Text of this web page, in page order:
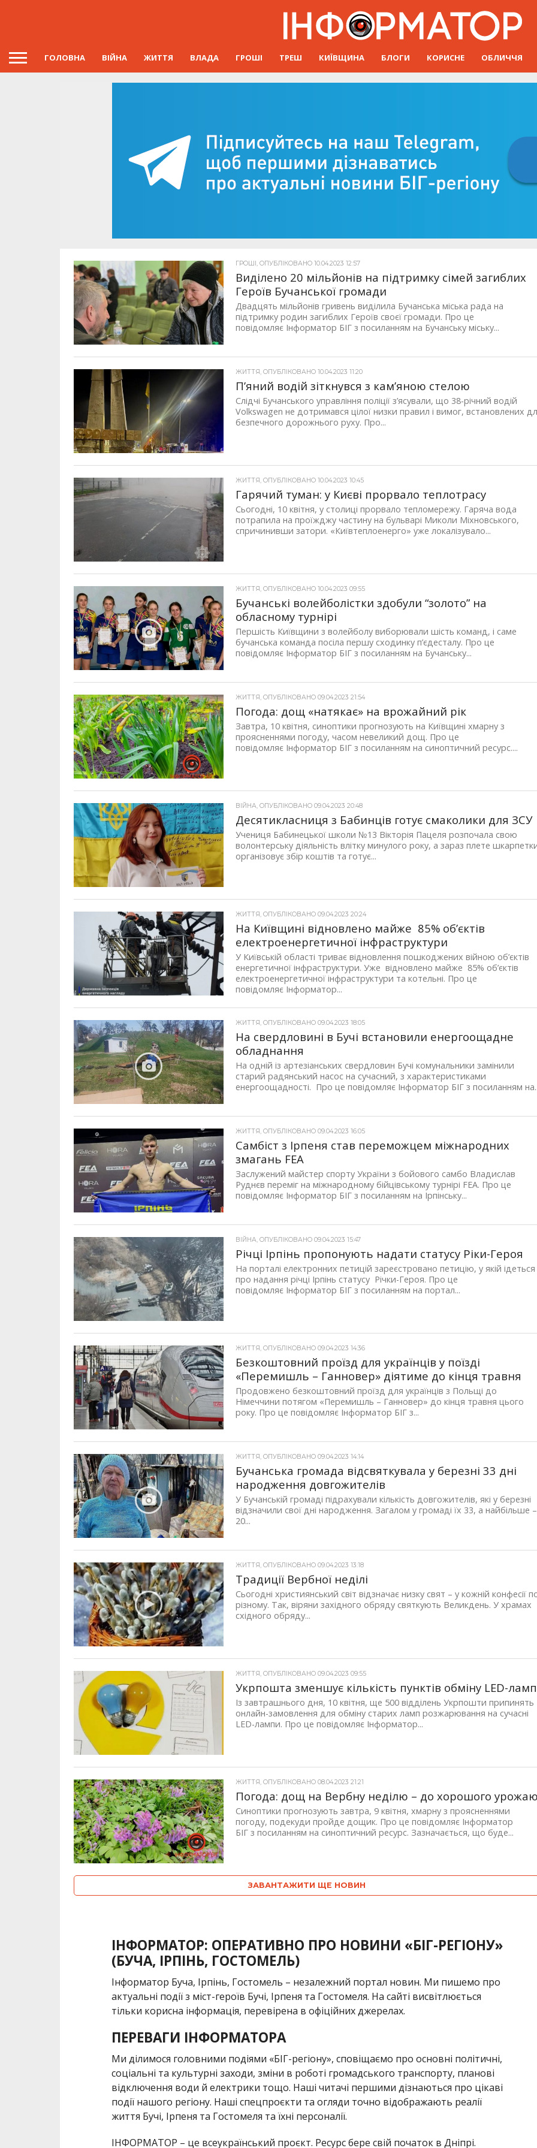
ГОЛОВНА ВІЙНА ЖИТТЯ ВЛАДА ГРОШІ ТРЕШ КИЇВЩИНА БЛОГИ КОРИСНЕ ОБЛИЧЧЯ
ГРОШІ, ОПУБЛІКОВАНО 10.04.2023 12:57
Виділено 20 мільйонів на підтримку сімей загиблих
Героїв Бучанської громади
Двадцять мільйонів гривень виділила Бучанська міська рада на
підтримку родин загиблих Героїв своєї громади. Про це
повідомляє Інформатор БІГ з посиланням на Бучанську міську...
ЖИТТЯ, ОПУБЛІКОВАНО 10.04.2023 11:20
П’яний водій зіткнувся з кам’яною стелою
Слідчі Бучанського управління поліції з’ясували, що 38-річний водій
Volkswagen не дотримався цілої низки правил і вимог, встановлених
безпечного дорожнього руху. Про...
ЖИТТЯ, ОПУБЛІКОВАНО 10.04.2023 10:45
Гарячий туман: у Києві прорвало теплотрасу
Сьогодні, 10 квітня, у столиці прорвало тепломережу. Гаряча вода
потрапила на проїжджу частину на бульварі Миколи Міхновського,
спричинивши затори. «Київтеплоенерго» уже локалізувало...
ЖИТТЯ, ОПУБЛІКОВАНО 10.04.2023 09:55
Бучанські волейболістки здобули “золото” на
обласному турнірі
Першість Київщини з волейболу виборювали шість команд, і саме
бучанська команда посіла першу сходинку п’єдесталу. Про це
повідомляє Інформатор БІГ з посиланням на Бучанську...
ЖИТТЯ, ОПУБЛІКОВАНО 09.04.2023 21:54
Погода: дощ «натякає» на врожайний рік
Завтра, 10 квітня, синоптики прогнозують на Київщині хмарну з
проясненнями погоду, часом невеликий дощ. Про це
повідомляє Інформатор БІГ з посиланням на синоптичний ресурс....
ВІЙНА, ОПУБЛІКОВАНО 09.04.2023 20:48
Десятикласниця з Бабинців готує смаколики для ЗСУ
Учениця Бабинецької школи №13 Вікторія Пацеля розпочала свою
волонтерську діяльність влітку минулого року, а зараз плете
організовує збір коштів та готує...
ЖИТТЯ, ОПУБЛІКОВАНО 09.04.2023 20:24
На Київщині відновлено майже 85% об’єктів
електроенергетичної інфраструктури
У Київській області триває відновлення пошкоджених війною об’єктів
енергетичної інфраструктури. Уже відновлено майже 85% об’єктів
електроенергетичної інфраструктури та котельні. Про це
повідомляє Інформатор...
ЖИТТЯ, ОПУБЛІКОВАНО 09.04.2023 18:05
На свердловині в Бучі встановили енергоощадне
обладнання
На одній із артезіанських свердловин Бучі комунальники замінили
старий радянський насос на сучасний, з характеристиками
енергоощадності. Про це повідомляє Інформатор БІГ з посиланням
ЖИТТЯ, ОПУБЛІКОВАНО 09.04.2023 16:05
Самбіст з Ірпеня став переможцем міжнародних
змагань FEA
Заслужений майстер спорту України з бойового самбо Владислав
Руднєв переміг на міжнародному бійцівському турнірі FEA. Про це
повідомляє Інформатор БІГ з посиланням на Ірпінську...
ВІЙНА, ОПУБЛІКОВАНО 09.04.2023 15:47
Річці Ірпінь пропонують надати статусу Ріки-Героя
На порталі електронних петицій зареєстровано петицію, у якій ідеться
про надання річці Ірпінь статусу Річки-Героя. Про це
повідомляє Інформатор БІГ з посиланням на портал...
ЖИТТЯ, ОПУБЛІКОВАНО 09.04.2023 14:36
Безкоштовний проїзд для українців у поїзді
«Перемишль – Ганновер» діятиме до кінця травня
Продовжено безкоштовний проїзд для українців з Польщі до
Німеччини потягом «Перемишль – Ганновер» до кінця травня цього
року. Про це повідомляє Інформатор БІГ з...
ЖИТТЯ, ОПУБЛІКОВАНО 09.04.2023 14:14
Бучанська громада відсвяткувала у березні 33 дні
народження довгожителів
У Бучанській громаді підрахували кількість довгожителів, які у березні
відзначили свої дні народження. Загалом у громаді їх 33, а найбільше –
20...
ЖИТТЯ, ОПУБЛІКОВАНО 09.04.2023 13:18
Традиції Вербної неділі
Сьогодні християнський світ відзначає низку свят – у кожній конфесії
різному. Так, віряни західного обряду святкують Великдень. У храмах
східного обряду...
ЖИТТЯ, ОПУБЛІКОВАНО 09.04.2023 09:55
Укрпошта зменшує кількість пунктів обміну LED-ламп
Із завтрашнього дня, 10 квітня, ще 500 відділень Укрпошти припинять
онлайн-замовлення для обміну старих ламп розжарювання на сучасні
LED-лампи. Про це повідомляє Інформатор...
ЖИТТЯ, ОПУБЛІКОВАНО 08.04.2023 21:21
Погода: дощ на Вербну неділю – до хорошого
Синоптики прогнозують завтра, 9 квітня, хмарну з проясненнями
погоду, подекуди пройде дощик. Про це повідомляє Інформатор
БІГ з посиланням на синоптичний ресурс. Зазначається, що буде...
ЗАВАНТАЖИТИ ЩЕ НОВИН
ІНФОРМАТОР: ОПЕРАТИВНО ПРО НОВИНИ «БІГ-РЕГІОНУ»
(БУЧА, ІРПІНЬ, ГОСТОМЕЛЬ)
Інформатор Буча, Ірпінь, Гостомель – незалежний портал новин. Ми пишемо про
актуальні події з міст-героїв Бучі, Ірпеня та Гостомеля. На сайті висвітлюється
тільки корисна інформація, перевірена в офіційних джерелах.
ПЕРЕВАГИ ІНФОРМАТОРА
Ми ділимося головними подіями «БІГ-регіону», сповіщаємо про основні політичні,
соціальні та культурні заходи, зміни в роботі громадського транспорту, планові
відключення води й електрики тощо. Наші читачі першими дізнаються про цікаві
події нашого регіону. Наші спецпроєкти та огляди точно відображають реалії
життя Бучі, Ірпеня та Гостомеля та їхні персоналії.
ІНФОРМАТОР – це всеукраїнський проєкт. Ресурс бере свій початок в Дніпрі.